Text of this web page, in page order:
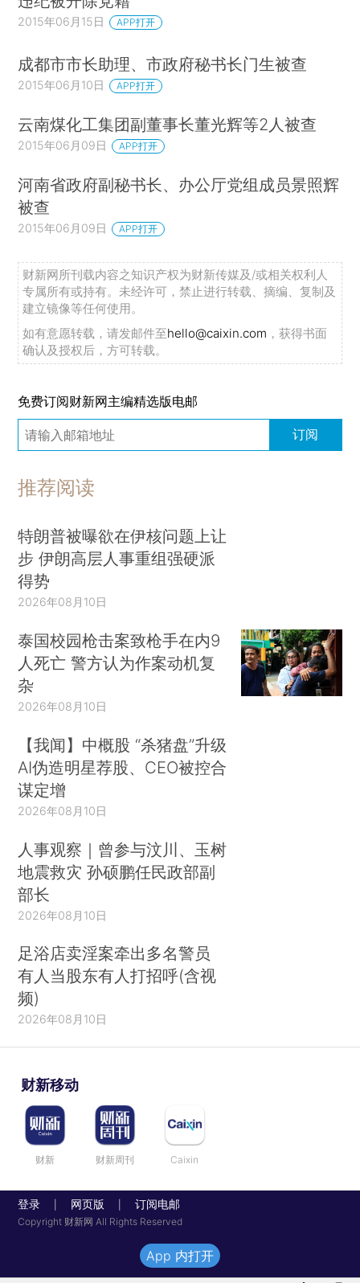
2015年06月15日 APP打开
成都市市长助理、市政府秘书长门生被查
2015年06月10日 APP打开
云南煤化工集团副董事长董光辉等2人被查
2015年06月09日 APP打开
河南省政府副秘书长、办公厅党组成员景照辉
被查
2015年06月09日 APP打开
财新网所刊载内容之知识产权为财新传媒及/或相关权利人
专属所有或持有。未经许可，禁止进行转载、摘编、复制及
建立镜像等任何使用。
如有意愿转载，请发邮件至hello@caixin.com ，获得书面
确认及授权后，方可转载。
免费订阅财新网主编精选版电邮
订阅
推荐阅读
特朗普被曝欲在伊核问题上让
步 伊朗高层人事重组强硬派
得势
2026年08月10日
泰国校园枪击案致枪手在内9
人死亡 警方认为作案动机复
杂
2026年08月10日
【我闻】中概股 “杀猪盘”升级
AI伪造明星荐股、CEO被控合
谋定增
2026年08月10日
人事观察｜曾参与汶川、玉树
地震救灾 孙硕鹏任民政部副
部长
2026年08月10日
足浴店卖淫案牵出多名警员
有人当股东有人打招呼(含视
频)
2026年08月10日
财新移动
财新 财新周刊 Caixin
登录 网页版 订阅电邮
Copyright 财新网 All Rights Reserved
App 内打开